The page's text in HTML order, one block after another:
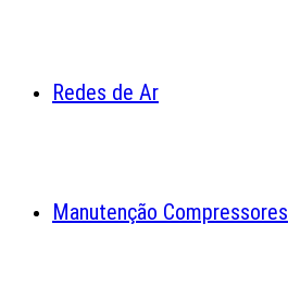
Redes de Ar
Manutenção Compressores